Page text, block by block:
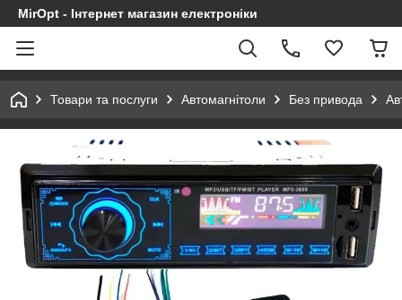
MirOpt - Інтернет магазин електроніки
Товари та послуги Автомагнітоли Без привода